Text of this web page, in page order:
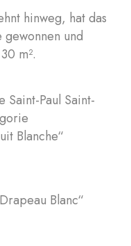
hinweg, hat das
und
m².
Saint-Paul Saint-
Blanche“
Blanc“